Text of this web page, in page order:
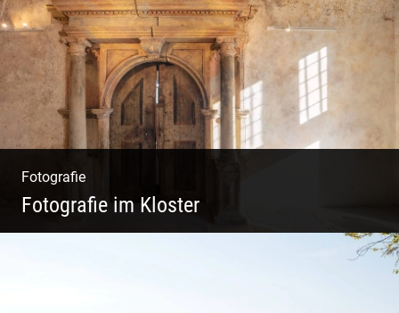
Fotografie
Fotografie im Kloster